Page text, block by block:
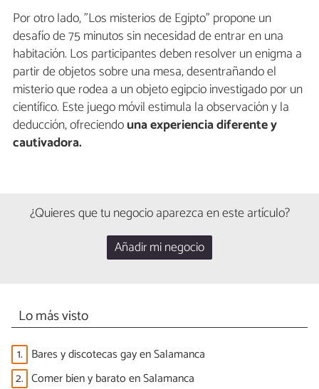
Por otro lado, "Los misterios de Egipto" propone un
desafío de 75 minutos sin necesidad de entrar en una
habitación. Los participantes deben resolver un enigma a
partir de objetos sobre una mesa, desentrañando el
misterio que rodea a un objeto egipcio investigado por un
científico. Este juego móvil estimula la observación y la
deducción, ofreciendouna experiencia diferente y
cautivadora.
¿Quieres que tu negocio aparezca en este artículo?
Añadir mi negocio
Lo más visto
1. Bares y discotecas gay en Salamanca
2. Comer bien y barato en Salamanca